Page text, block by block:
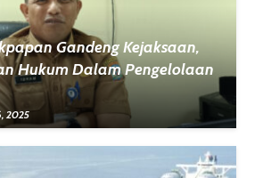
Gandeng Kejaksaan,
Hukum Dalam Pengelolaan
2025